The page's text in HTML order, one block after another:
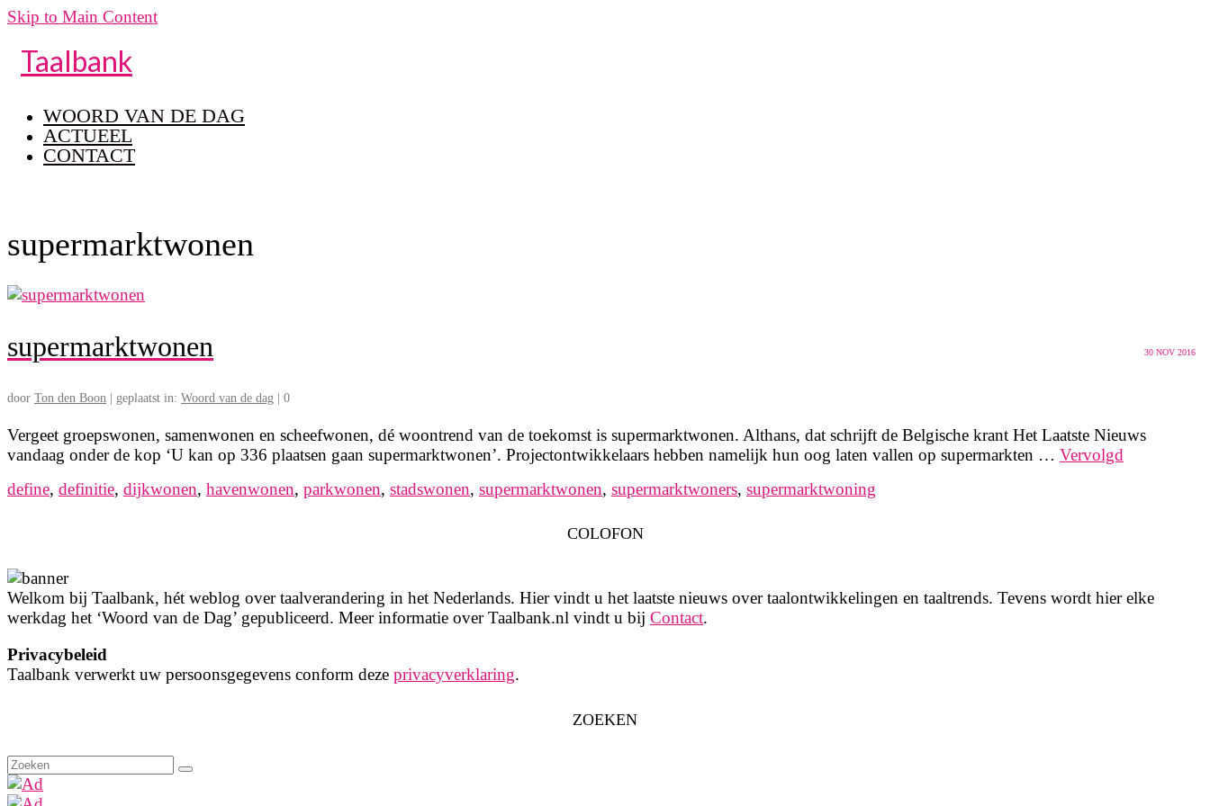
Skip to Main Content
Taalbank
WOORD VAN DE DAG
ACTUEEL
CONTACT
supermarktwonen
30 NOV 2016
supermarktwonen
door Ton den Boon geplaatst in: Woord van de dag 0
Vergeet groepswonen, samenwonen en scheefwonen, dé woontrend van de toekomst is supermarktwonen. Althans, dat schrijft de Belgische krant Het Laatste Nieuws
vandaag onder de kop ‘U kan op 336 plaatsen gaan supermarktwonen’. Projectontwikkelaars hebben namelijk hun oog laten vallen op supermarkten … Vervolgd
define, definitie, dijkwonen, havenwonen, parkwonen, stadswonen, supermarktwonen, supermarktwoners, supermarktwoning
COLOFON
Welkom bij Taalbank, hét weblog over taalverandering in het Nederlands. Hier vindt u het laatste nieuws over taalontwikkelingen en taaltrends. Tevens wordt hier elke
werkdag het ‘Woord van de Dag’ gepubliceerd. Meer informatie over Taalbank.nl vindt u bij Contact.
Privacybeleid
Taalbank verwerkt uw persoonsgegevens conform deze privacyverklaring.
ZOEKEN
Zoeken
naar: